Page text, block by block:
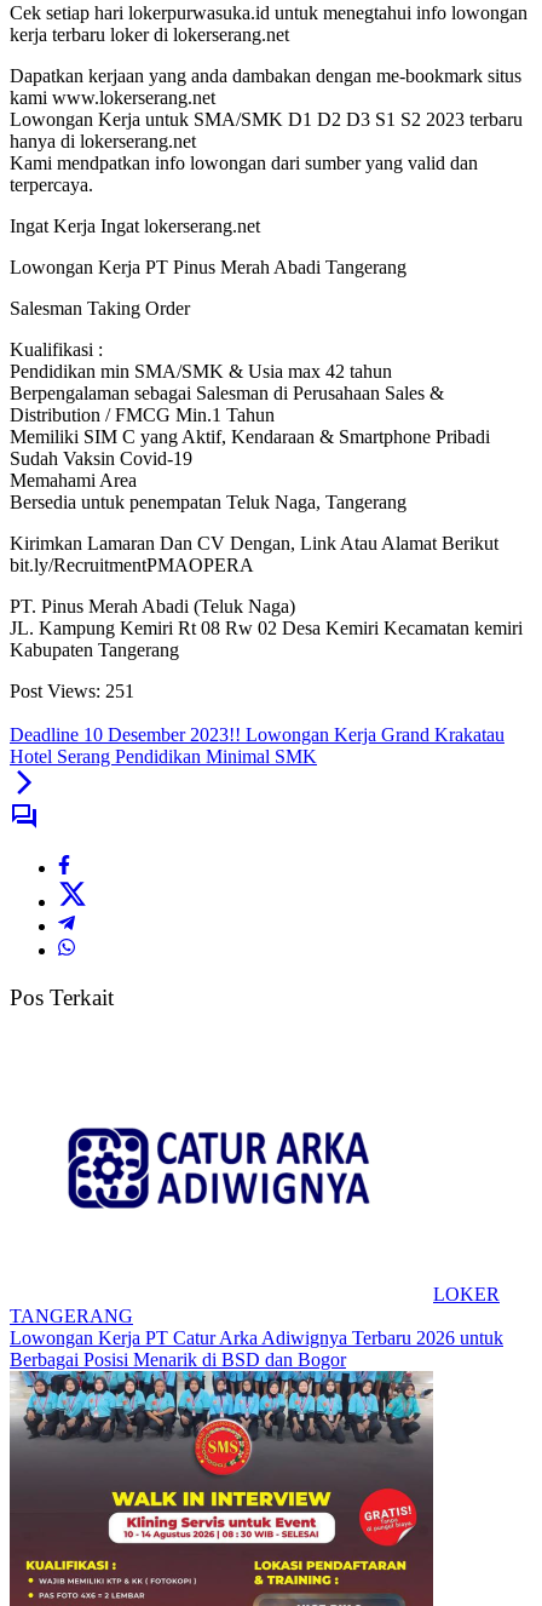
Cek setiap hari lokerpurwasuka.id untuk menegtahui info lowongan
kerja terbaru loker di lokerserang.net
Dapatkan kerjaan yang anda dambakan dengan me-bookmark situs
kami www.lokerserang.net
Lowongan Kerja untuk SMA/SMK D1 D2 D3 S1 S2 2023 terbaru
hanya di lokerserang.net
Kami mendpatkan info lowongan dari sumber yang valid dan
terpercaya.
Ingat Kerja Ingat lokerserang.net
Lowongan Kerja PT Pinus Merah Abadi Tangerang
Salesman Taking Order
Kualifikasi :
Pendidikan min SMA/SMK & Usia max 42 tahun
Berpengalaman sebagai Salesman di Perusahaan Sales &
Distribution / FMCG Min.1 Tahun
Memiliki SIM C yang Aktif, Kendaraan & Smartphone Pribadi
Sudah Vaksin Covid-19
Memahami Area
Bersedia untuk penempatan Teluk Naga, Tangerang
Kirimkan Lamaran Dan CV Dengan, Link Atau Alamat Berikut
bit.ly/RecruitmentPMAOPERA
PT. Pinus Merah Abadi (Teluk Naga)
JL. Kampung Kemiri Rt 08 Rw 02 Desa Kemiri Kecamatan kemiri
Kabupaten Tangerang
Post Views: 251
Deadline 10 Desember 2023!! Lowongan Kerja Grand Krakatau
Hotel Serang Pendidikan Minimal SMK
Pos Terkait
LOKER
TANGERANG
Lowongan Kerja PT Catur Arka Adiwignya Terbaru 2026 untuk
Berbagai Posisi Menarik di BSD dan Bogor